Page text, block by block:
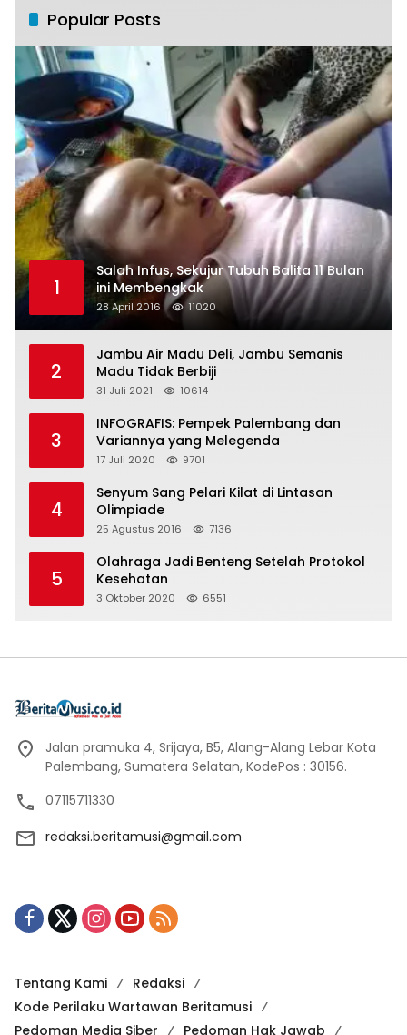
Popular Posts
1
Salah Infus, Sekujur Tubuh Balita 11 Bulan
ini Membengkak
28 April 2016 11020
2
Jambu Air Madu Deli, Jambu Semanis
Madu Tidak Berbiji
31 Juli 2021 10614
3
INFOGRAFIS: Pempek Palembang dan
Variannya yang Melegenda
17 Juli 2020 9701
4
Senyum Sang Pelari Kilat di Lintasan
Olimpiade
25 Agustus 2016 7136
5
Olahraga Jadi Benteng Setelah Protokol
Kesehatan
3 Oktober 2020 6551
Jalan pramuka 4, Srijaya, B5, Alang-Alang Lebar Kota
Palembang, Sumatera Selatan, KodePos : 30156.
07115711330
redaksi.beritamusi@gmail.com
Tentang Kami
Redaksi
Kode Perilaku Wartawan Beritamusi
Pedoman Media Siber
Pedoman Hak Jawab